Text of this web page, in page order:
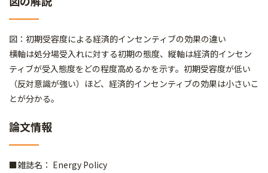
図：初期受容度による経済的インセンティブの効果の違い
横軸は処分場受入れに対する初期の態度、縦軸は経済的インセン
ティブが受入態度をどの程度高めるかを示す。初期受容度が低い
（反対意識が強い）ほど、経済的インセンティブの効果は小さいこ
とが分かる。
論文情報
■雑誌名： Energy Policy